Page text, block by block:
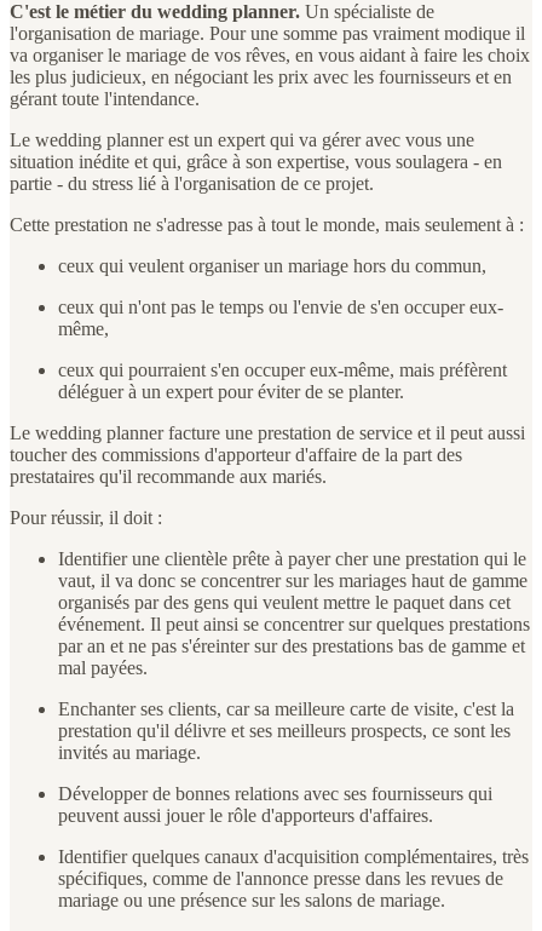
C'est le métier du wedding planner. Un spécialiste de
l'organisation de mariage. Pour une somme pas vraiment modique il
va organiser le mariage de vos rêves, en vous aidant à faire les choix
les plus judicieux, en négociant les prix avec les fournisseurs et en
gérant toute l'intendance.
Le wedding planner est un expert qui va gérer avec vous une
situation inédite et qui, grâce à son expertise, vous soulagera - en
partie - du stress lié à l'organisation de ce projet.
Cette prestation ne s'adresse pas à tout le monde, mais seulement à :
ceux qui veulent organiser un mariage hors du commun,
ceux qui n'ont pas le temps ou l'envie de s'en occuper eux-
même,
ceux qui pourraient s'en occuper eux-même, mais préfèrent
déléguer à un expert pour éviter de se planter.
Le wedding planner facture une prestation de service et il peut aussi
toucher des commissions d'apporteur d'affaire de la part des
prestataires qu'il recommande aux mariés.
Pour réussir, il doit :
Identifier une clientèle prête à payer cher une prestation qui le
vaut, il va donc se concentrer sur les mariages haut de gamme
organisés par des gens qui veulent mettre le paquet dans cet
événement. Il peut ainsi se concentrer sur quelques prestations
par an et ne pas s'éreinter sur des prestations bas de gamme et
mal payées.
Enchanter ses clients, car sa meilleure carte de visite, c'est la
prestation qu'il délivre et ses meilleurs prospects, ce sont les
invités au mariage.
Développer de bonnes relations avec ses fournisseurs qui
peuvent aussi jouer le rôle d'apporteurs d'affaires.
Identifier quelques canaux d'acquisition complémentaires, très
spécifiques, comme de l'annonce presse dans les revues de
mariage ou une présence sur les salons de mariage.